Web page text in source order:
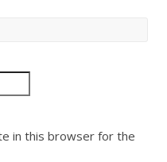
in this browser for the